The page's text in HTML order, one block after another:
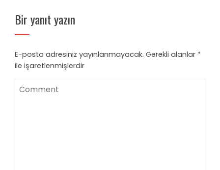
Bir yanıt yazın
E-posta adresiniz yayınlanmayacak. Gerekli alanlar *
ile işaretlenmişlerdir